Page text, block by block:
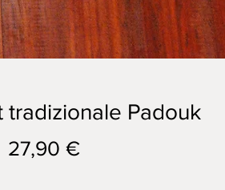
tradizionale Padouk
27,90 €Prezzo